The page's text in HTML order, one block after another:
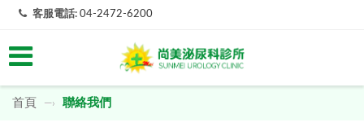
客服電話: 04-2472-6200
首頁 —› 聯絡我們